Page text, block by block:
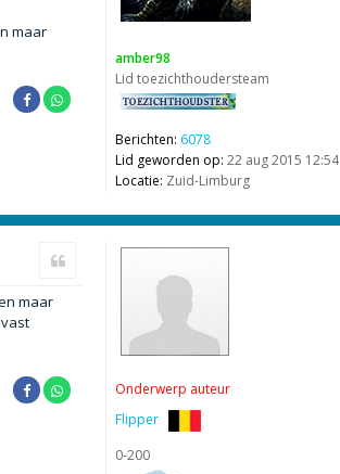
amber98
Lid toezichthoudersteam
Berichten: 6078
Lid geworden op: 22 aug 2015 12:54
Locatie: Zuid-Limburg
maar
Onderwerp auteur
Flipper
0-200
maar